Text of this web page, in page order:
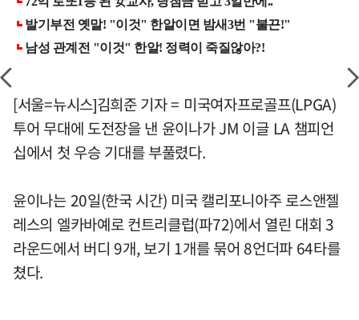
[서울=뉴시스]김희준 기자 = 미국여자프로골프(LPGA)
투어 무대에 도전장을 낸 윤이나가 JM 이글 LA 챔피언
십에서 첫 우승 기대를 부풀렸다.
윤이나는 20일(한국 시간) 미국 캘리포니아주 로스앤젤
레스의 엘카바예로 컨트리클럽(파72)에서 열린 대회 3
라운드에서 버디 9개, 보기 1개를 묶어 8언더파 64타를
쳤다.